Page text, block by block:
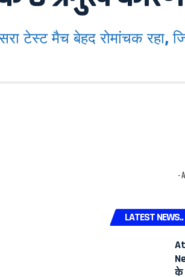
टेस्ट मैच बेहद रोमांचक रहा,
-
LATEST NEWS..
के